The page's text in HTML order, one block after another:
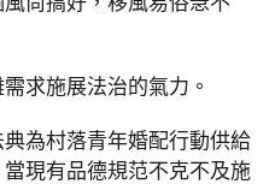
求施展法治的氣力。
為村落青年婚配行動供給
現有品德規范不克不及施